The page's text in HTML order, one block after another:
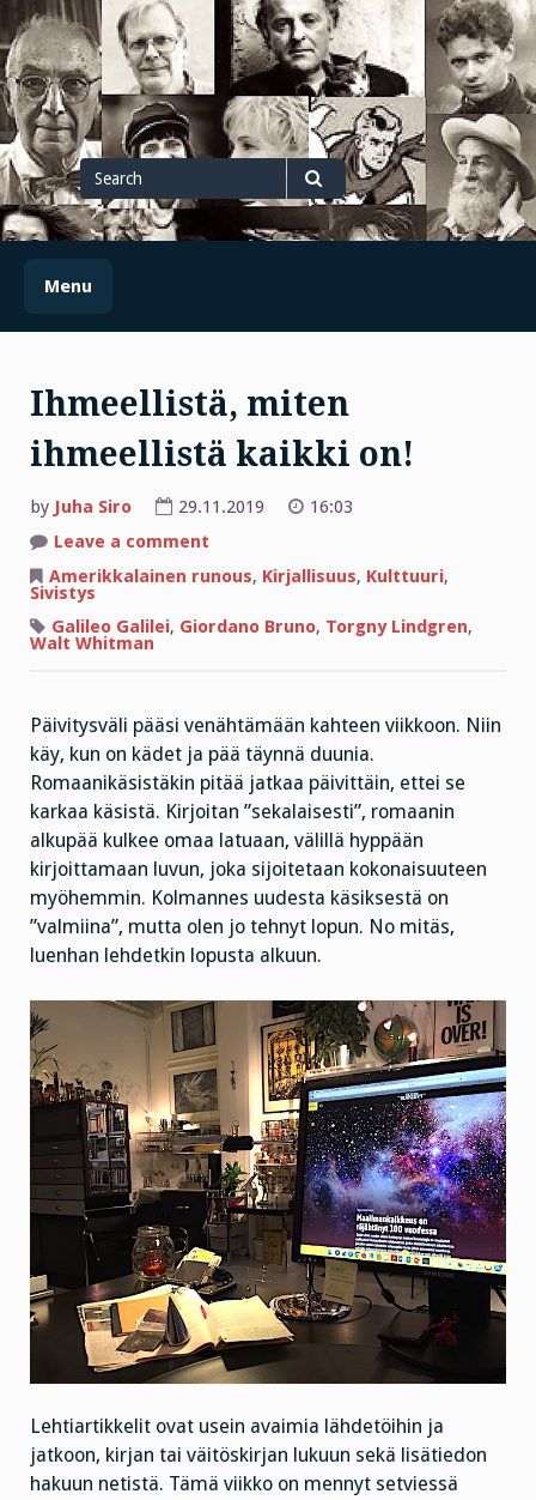
Skip
to
content
Search
for
Search
Menu
Ihmeellistä, miten
ihmeellistä kaikki on!
by Juha Siro 29.11.2019
16:03
Leave a comment
miten
ihmeellistä
on!
Amerikkalainen runous, Kirjallisuus, Kulttuuri,
Sivistys
Galileo Galilei, Giordano Bruno, Torgny Lindgren,
Walt Whitman
Päivitysväli pääsi venähtämään kahteen viikkoon. Niin
käy, kun on kädet ja pää täynnä duunia.
Romaanikäsistäkin pitää jatkaa päivittäin, ettei se
karkaa käsistä. Kirjoitan ”sekalaisesti”, romaanin
alkupää kulkee omaa latuaan, välillä hyppään
kirjoittamaan luvun, joka sijoitetaan kokonaisuuteen
myöhemmin. Kolmannes uudesta käsiksestä on
”valmiina”, mutta olen jo tehnyt lopun. No mitäs,
luenhan lehdetkin lopusta alkuun.
Lehtiartikkelit ovat usein avaimia lähdetöihin ja
jatkoon, kirjan tai väitöskirjan lukuun sekä lisätiedon
hakuun netistä. Tämä viikko on mennyt setviessä